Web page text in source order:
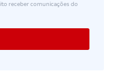
receber comunicações do